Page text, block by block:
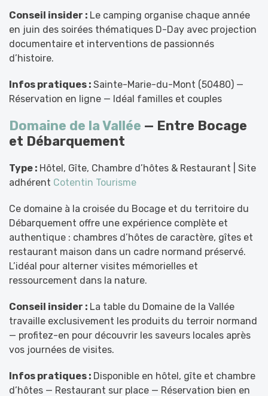
Conseil insider : Le camping organise chaque année
en juin des soirées thématiques D-Day avec projection
documentaire et interventions de passionnés
d’histoire.
Infos pratiques : Sainte-Marie-du-Mont (50480) —
Réservation en ligne — Idéal familles et couples
Domaine de la Vallée — Entre Bocage
et Débarquement
Type : Hôtel, Gîte, Chambre d’hôtes & Restaurant | Site
adhérent Cotentin Tourisme
Ce domaine à la croisée du Bocage et du territoire du
Débarquement offre une expérience complète et
authentique : chambres d’hôtes de caractère, gîtes et
restaurant maison dans un cadre normand préservé.
L’idéal pour alterner visites mémorielles et
ressourcement dans la nature.
Conseil insider : La table du Domaine de la Vallée
travaille exclusivement les produits du terroir normand
— profitez-en pour découvrir les saveurs locales après
vos journées de visites.
Infos pratiques : Disponible en hôtel, gîte et chambre
d’hôtes — Restaurant sur place — Réservation bien en